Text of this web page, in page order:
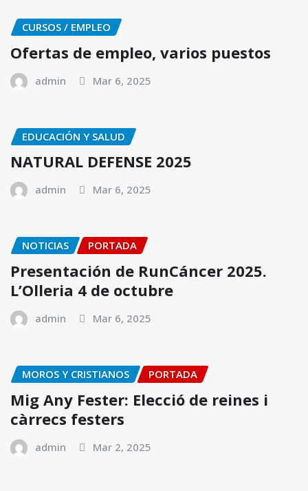
CURSOS / EMPLEO
Ofertas de empleo, varios puestos
admin Mar 6, 2025
EDUCACIÓN Y SALUD
NATURAL DEFENSE 2025
admin Mar 6, 2025
NOTICIAS PORTADA
Presentación de RunCáncer 2025.
L’Olleria 4 de octubre
admin Mar 6, 2025
MOROS Y CRISTIANOS PORTADA
Mig Any Fester: Elecció de reines i
càrrecs festers
admin Mar 2, 2025